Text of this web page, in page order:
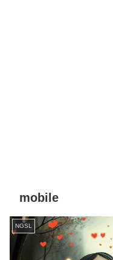
mobile
NGSL